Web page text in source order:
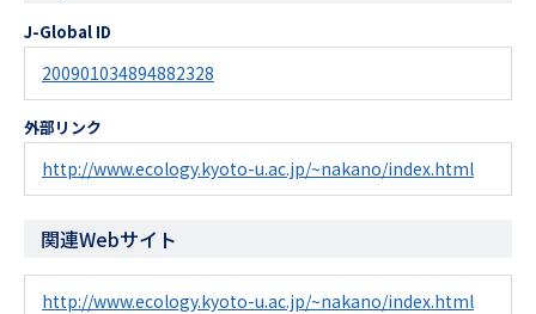
J-Global ID
200901034894882328
外部リンク
http://www.ecology.kyoto-u.ac.jp/~nakano/index.html
関連Webサイト
http://www.ecology.kyoto-u.ac.jp/~nakano/index.html